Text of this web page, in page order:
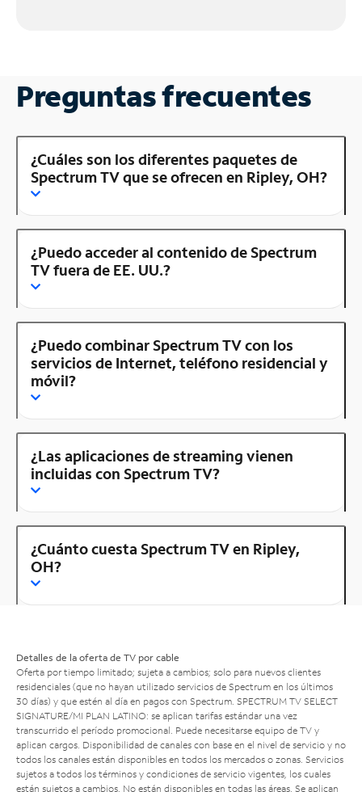
Preguntas frecuentes
¿Cuáles son los diferentes paquetes de
Spectrum TV que se ofrecen en Ripley, OH?
¿Puedo acceder al contenido de Spectrum
TV fuera de EE. UU.?
¿Puedo combinar Spectrum TV con los
servicios de Internet, teléfono residencial y
móvil?
¿Las aplicaciones de streaming vienen
incluidas con Spectrum TV?
¿Cuánto cuesta Spectrum TV en Ripley,
OH?
Detalles de la oferta de TV por cable
Oferta por tiempo limitado; sujeta a cambios; solo para nuevos clientes
residenciales (que no hayan utilizado servicios de Spectrum en los últimos
30 días) y que estén al día en pagos con Spectrum. SPECTRUM TV SELECT
SIGNATURE/MI PLAN LATINO: se aplican tarifas estándar una vez
transcurrido el período promocional. Puede necesitarse equipo de TV y
aplican cargos. Disponibilidad de canales con base en el nivel de servicio y no
todos los canales están disponibles en todos los mercados o zonas. Servicios
sujetos a todos los términos y condiciones de servicio vigentes, los cuales
están sujetos a cambios. No están disponibles en todas las áreas. Se aplican